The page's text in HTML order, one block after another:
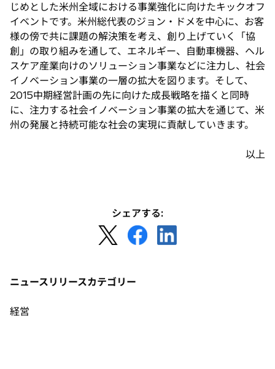
じめとした米州全域における事業強化に向けたキックオフ
イベントです。米州総代表のジョン・ドメを中心に、お客
様の傍で共に課題の解決策を考え、創り上げていく「協
創」の取り組みを通して、エネルギー、自動車機器、ヘル
スケア産業向けのソリューション事業などに注力し、社会
イノベーション事業の一層の拡大を図ります。そして、
2015中期経営計画の先に向けた成長戦略を描くと同時
に、注力する社会イノベーション事業の拡大を通じて、米
州の発展と持続可能な社会の実現に貢献していきます。
以上
シェアする:
し
タ
新
し
ニュースリリースカテゴリー
経営